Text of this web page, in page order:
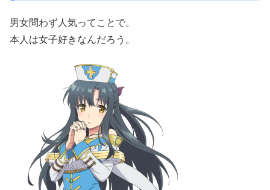
男女問わず人気ってことで。
本人は女子好きなんだろう。